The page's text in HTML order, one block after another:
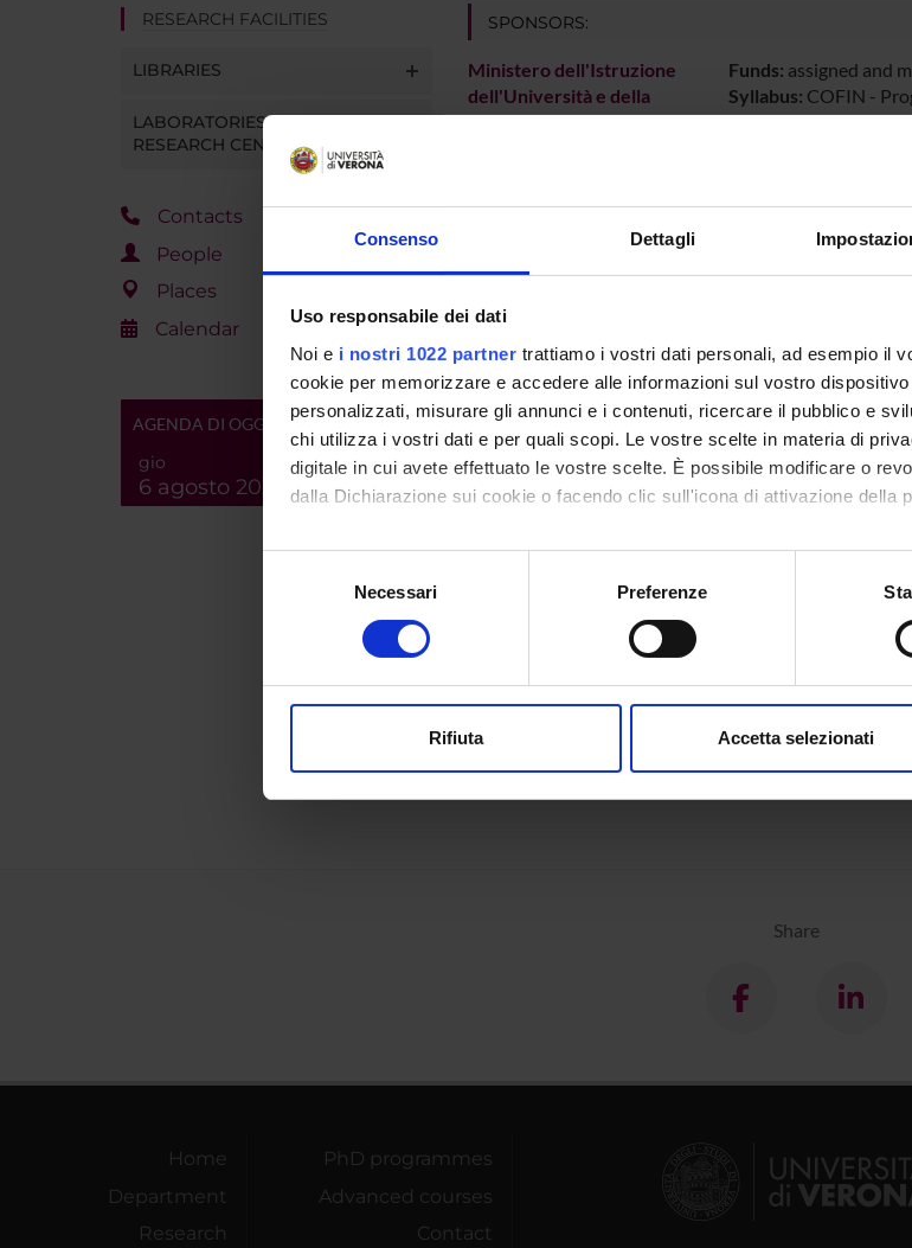
Consenso Dettagli
Uso responsabile dei dati
Noi e i nostri 1022 partner trattiamo i vostri dati personali, ad esempio il
cookie per memorizzare e accedere alle informazioni sul vostro
personalizzati, misurare gli annunci e i contenuti, ricercare il pubblico e
chi utilizza i vostri dati e per quali scopi. Le vostre scelte in materia di
digitale in cui avete effettuato le vostre scelte. È possibile modificare o
dalla Dichiarazione sui cookie o facendo clic sull'icona di attivazione della
Con il tuo consenso, vorremmo anche:
raccogliere informazioni sulla tua posizione geografica, con
digitali).
modificare o ritirare il tuo consenso in qualsiasi momento dalla
Necessari Preferenze
Rifiuta Accetta selezionati
RESEARCH FACILITIES
LIBRARIES
LABORATORIES AND
RESEARCH CENTRES
Contacts
People
Places
Calendar
AGENDA DI OGGI
gio
6 agosto 2026
SPONSORS:
Ministero dell'Istruzione
dell'Università e della
Ricerca
Funds: assigned and
Syllabus: COFIN -
PROJECT PARTICIPANTS
Full Professor
RESEARCH AREAS INVOLVED IN THE PROJECT
Lingua e linguistica tedesca
History of German Linguistics – Geschichte der
PUBLICATIONS
fine del Settecento
grammatiche della lingua tedesca fra XVI e XVII
Simmetrie ed asimmetrie d'ordine nella frase tedesca
Share
Home
Department
Research
PhD programmes
Advanced courses
Contact